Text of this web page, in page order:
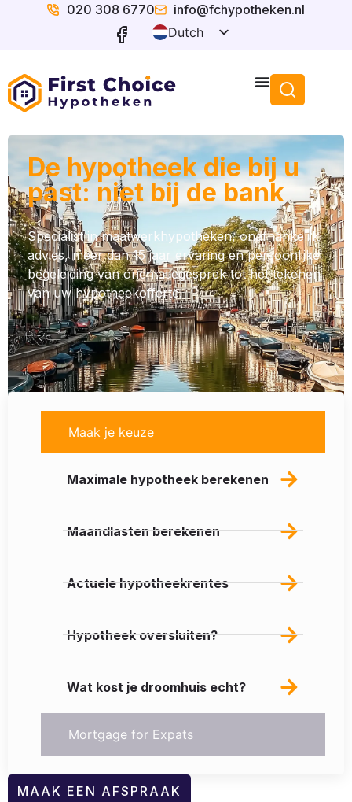
020 308 6770
info@fchypotheken.nl
Dutch
De hypotheek die bij u
past: niet bij de bank
Specialist in maatwerkhypotheken, onafhankelijk
advies, meer dan 15 jaar ervaring en persoonlijke
begeleiding van oriëntatiegesprek tot het tekenen
van uw hypotheekofferte.
Maak je keuze
Mortgage for Expats
Maximale hypotheek berekenen
Maandlasten berekenen
Actuele hypotheekrentes
Hypotheek oversluiten?
Wat kost je droomhuis echt?
MAAK EEN AFSPRAAK